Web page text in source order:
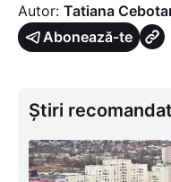
Autor: Tatiana
Abonează-te
Știri